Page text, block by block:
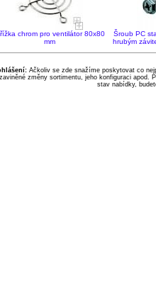
chrom pro ventilátor 80x80
mm
Šroub PC
hrubým
Ačkoliv se zde snažíme poskytovat co
změny sortimentu, jeho konfiguraci apod.
stav nabídky,